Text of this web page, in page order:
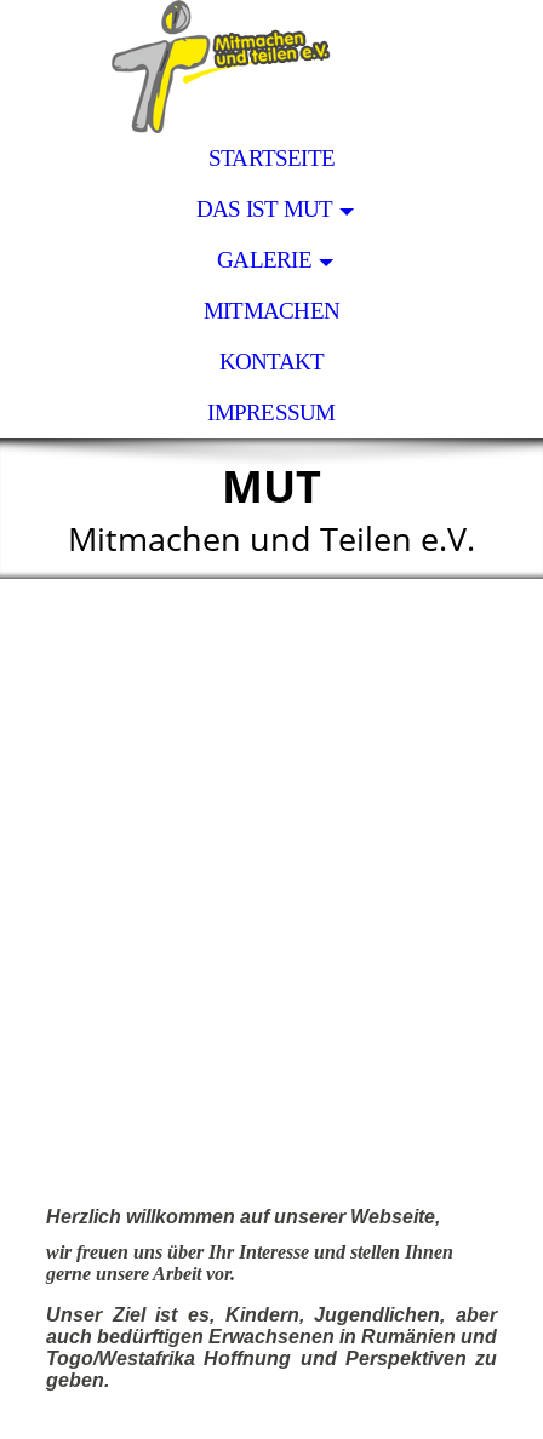
STARTSEITE
DAS IST MUT
GALERIE
MITMACHEN
KONTAKT
IMPRESSUM
MUT
Mitmachen und Teilen e.V.
Herzlich willkommen auf unserer Webseite,
wir freuen uns über Ihr Interesse und stellen Ihnen
gerne unsere Arbeit vor.
Unser Ziel ist es, Kindern, Jugendlichen, aber
auch bedürftigen Erwachsenen in Rumänien und
Togo/Westafrika Hoffnung und Perspektiven zu
geben.